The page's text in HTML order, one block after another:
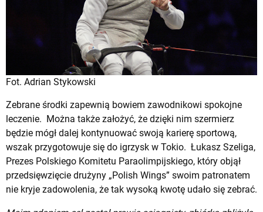
Fot. Adrian Stykowski
Zebrane środki zapewnią bowiem zawodnikowi spokojne
leczenie. Można także założyć, że dzięki nim szermierz
będzie mógł dalej kontynuować swoją karierę sportową,
wszak przygotowuje się do igrzysk w Tokio. Łukasz Szeliga,
Prezes Polskiego Komitetu Paraolimpijskiego, który objął
przedsięwzięcie drużyny „Polish Wings” swoim patronatem
nie kryje zadowolenia, że tak wysoką kwotę udało się zebrać.